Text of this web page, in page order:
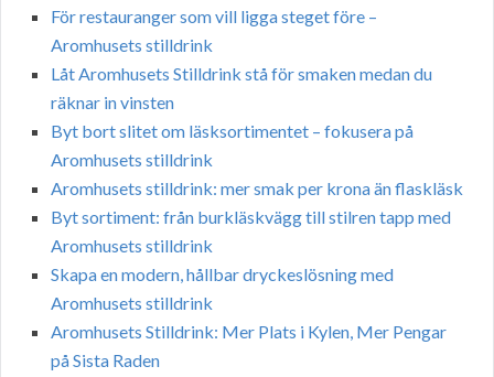
För restauranger som vill ligga steget före –
Aromhusets stilldrink
Låt Aromhusets Stilldrink stå för smaken medan du
räknar in vinsten
Byt bort slitet om läsksortimentet – fokusera på
Aromhusets stilldrink
Aromhusets stilldrink: mer smak per krona än flaskläsk
Byt sortiment: från burkläskvägg till stilren tapp med
Aromhusets stilldrink
Skapa en modern, hållbar dryckeslösning med
Aromhusets stilldrink
Aromhusets Stilldrink: Mer Plats i Kylen, Mer Pengar
på Sista Raden